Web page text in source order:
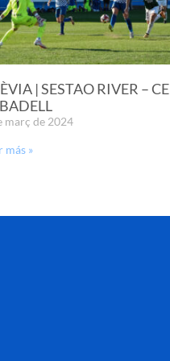
| SESTAO RIVER – CE
març de 2024
más »